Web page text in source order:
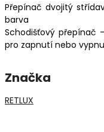
Přepínač dvojitý
barva
Schodišťový přepínač
pro zapnutí nebo
Značka
RETLUX